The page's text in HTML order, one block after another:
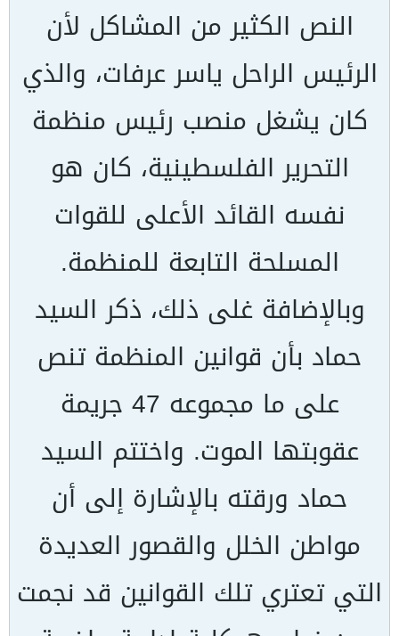
النص الكثير من المشاكل لأن
الرئيس الراحل ياسر عرفات، والذي
كان يشغل منصب رئيس منظمة
التحرير الفلسطينية، كان هو
نفسه القائد الأعلى للقوات
المسلحة التابعة للمنظمة.
وبالإضافة غلى ذلك، ذكر السيد
حماد بأن قوانين المنظمة تنص
على ما مجموعه 47 جريمة
عقوبتها الموت. واختتم السيد
حماد ورقته بالإشارة إلى أن
مواطن الخلل والقصور العديدة
التي تعتري تلك القوانين قد نجمت